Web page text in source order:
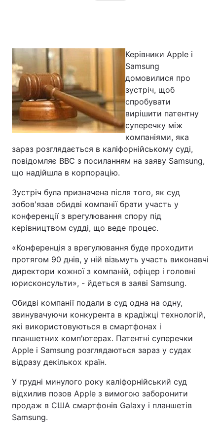
Керівники Apple і
Samsung
домовилися про
зустріч, щоб
спробувати
вирішити патентну
суперечку між
компаніями, яка
зараз розглядається в каліфорнійському суді,
повідомляє ВВС з посиланням на заяву Samsung,
що надійшла в корпорацію.
Зустріч була призначена після того, як суд
зобов'язав обидві компанії брати участь у
конференції з врегулювання спору під
керівництвом судді, що веде процес.
«Конференція з врегулювання буде проходити
протягом 90 днів, у ній візьмуть участь виконавчі
директори кожної з компаній, офіцер і головні
юрисконсульти», - йдеться в заяві Samsung.
Обидві компанії подали в суд одна на одну,
звинувачуючи конкурента в крадіжці технологій,
які використовуються в смартфонах і
планшетних комп'ютерах. Патентні суперечки
Apple і Samsung розглядаються зараз у судах
відразу декількох країн.
У грудні минулого року каліфорнійський суд
відхилив позов Apple з вимогою заборонити
продаж в США смартфонів Galaxy і планшетів
Samsung.